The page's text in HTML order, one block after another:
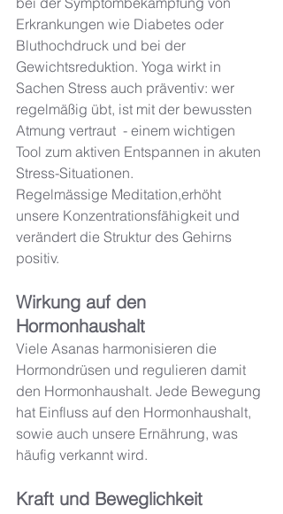
Erkrankungen wie Diabetes oder
Bluthochdruck und bei der
Gewichtsreduktion. Yoga wirkt in
Sachen Stress auch präventiv: wer
regelmäßig übt, ist mit der bewussten
Atmung vertraut  - einem wichtigen
Tool zum aktiven Entspannen in akuten
Stress-Situationen.
Regelmässige Meditation,erhöht
unsere Konzentrationsfähigkeit und
verändert die Struktur des Gehirns
positiv.
Wirkung auf den
Hormonhaushalt
Viele Asanas harmonisieren die
Hormondrüsen und regulieren damit
den Hormonhaushalt. Jede Bewegung
hat Einfluss auf den Hormonhaushalt,
sowie auch unsere Ernährung, was
häufig verkannt wird.
Kraft und Beweglichkeit